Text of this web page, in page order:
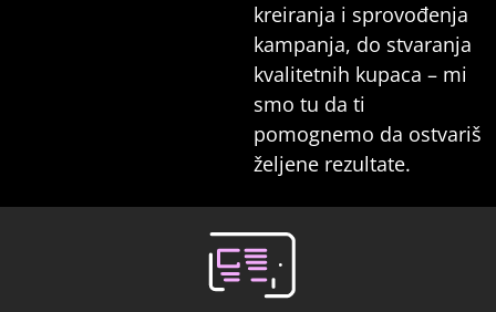
kreiranja i sprovođenja
kampanja, do stvaranja
kvalitetnih kupaca – mi
smo tu da ti
pomognemo da ostvariš
željene rezultate.